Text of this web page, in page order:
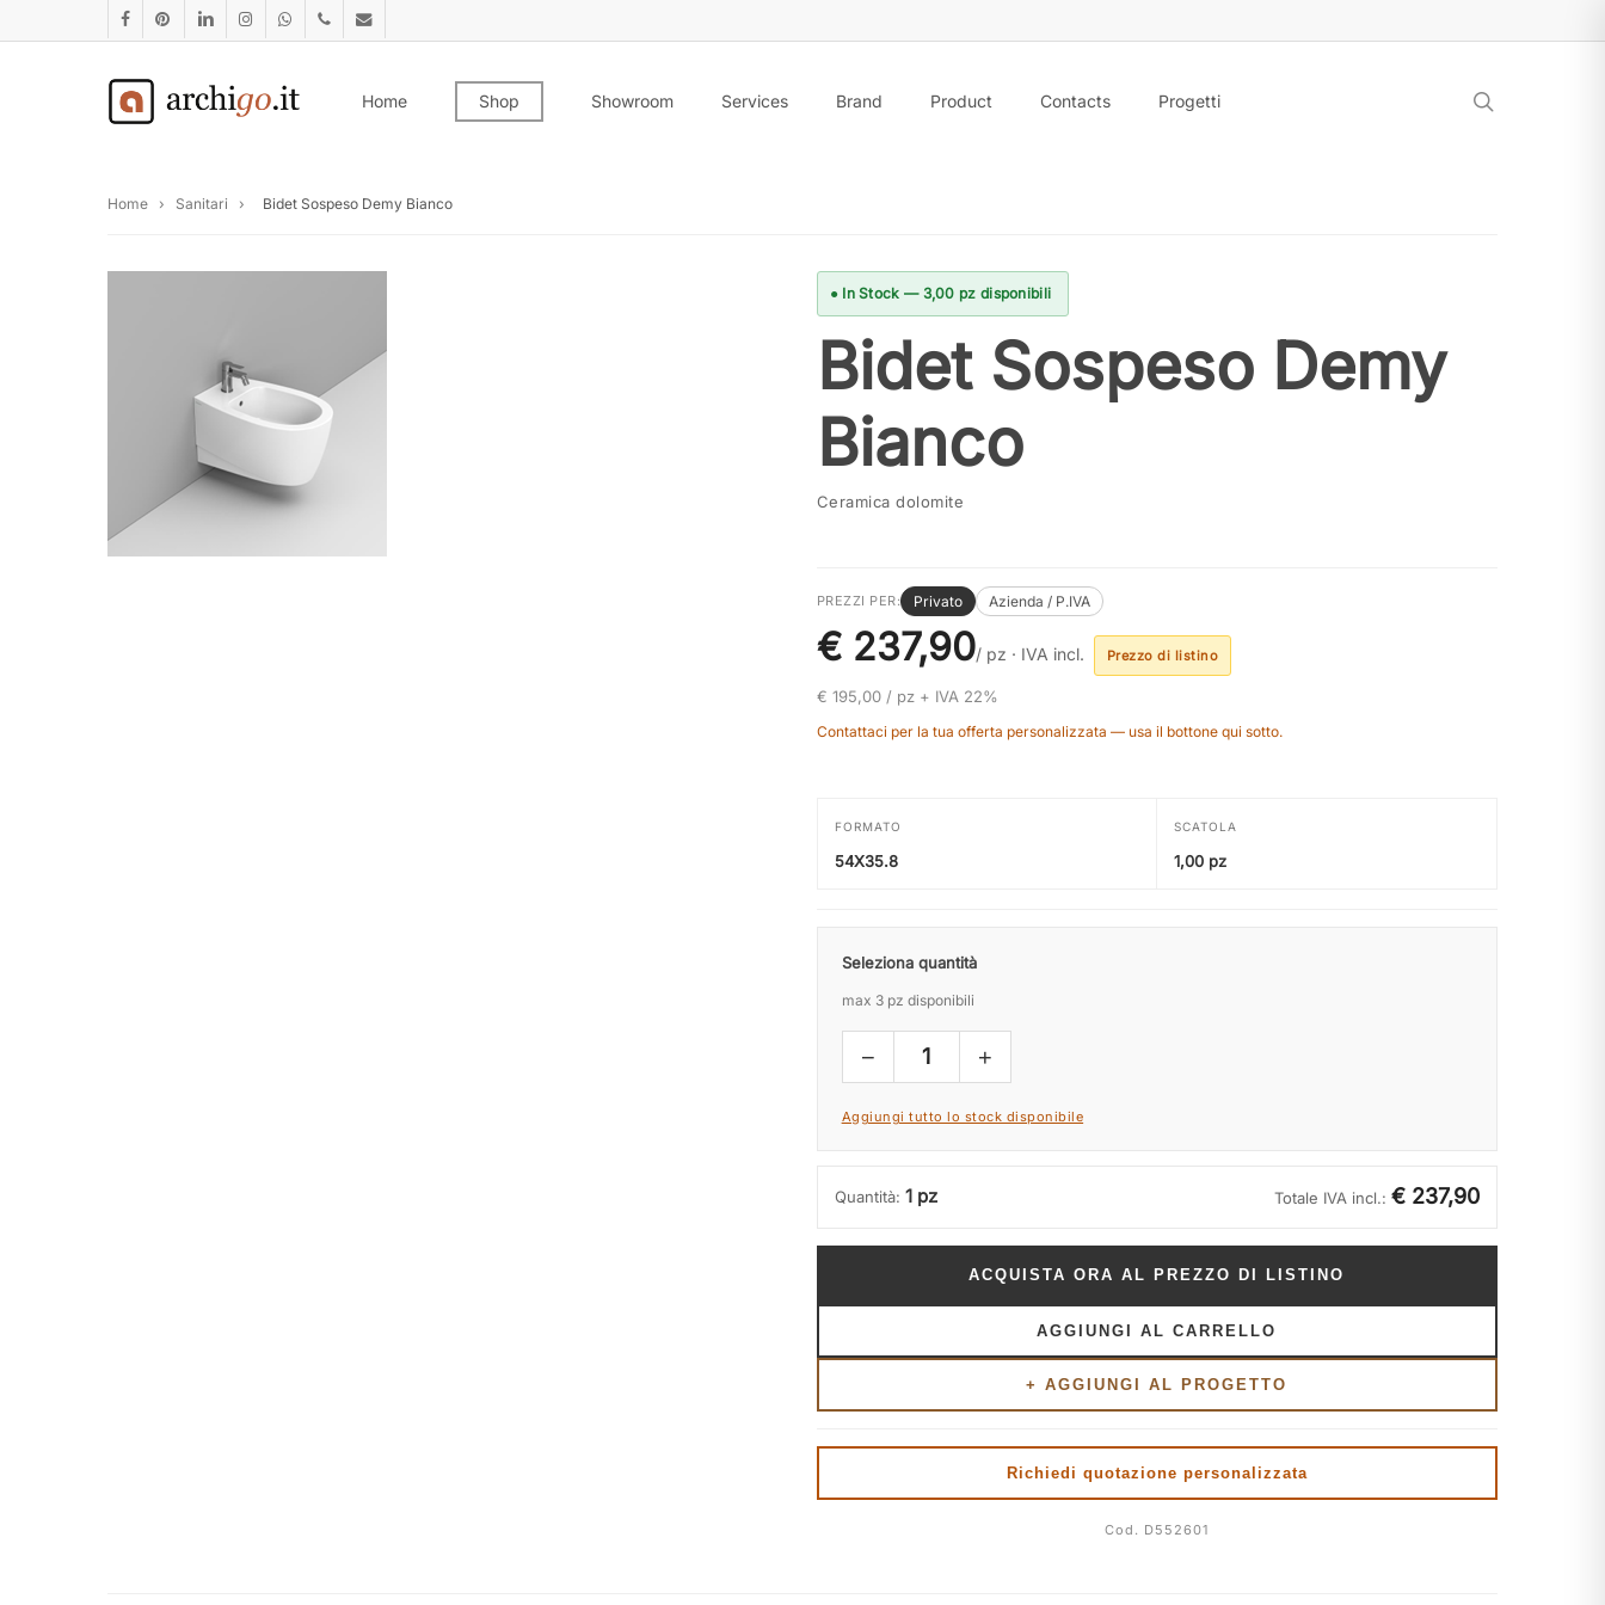
to
facebookpinterestlinkedininstagramwhatsappphoneemail
Home Shop Showroom Services Brand Product Contacts Progetti
Home › Sanitari › Bidet Sospeso Demy Bianco
● In Stock — 3,00 pz disponibili
Bidet Sospeso Demy
Bianco
Ceramica dolomite
PREZZI PER: Privato Azienda / P.IVA
€ 237,90/ pz · IVA incl. Prezzo di listino
€ 195,00 / pz + IVA 22%
Contattaci per la tua offerta personalizzata — usa il bottone qui sotto.
FORMATO
54X35.8
SCATOLA
1,00 pz
Seleziona quantità
max 3 pz disponibili
− 1 +
Aggiungi tutto lo stock disponibile
Quantità: 1 pz Totale IVA incl.: € 237,90
ACQUISTA ORA AL PREZZO DI LISTINO
AGGIUNGI AL CARRELLO
+ AGGIUNGI AL PROGETTO
Richiedi quotazione personalizzata
Cod. D552601